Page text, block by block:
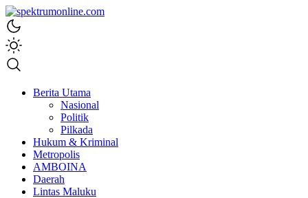
spektrumonline.com
Berita Utama
Nasional
Politik
Pilkada
Hukum & Kriminal
Metropolis
AMBOINA
Daerah
Lintas Maluku